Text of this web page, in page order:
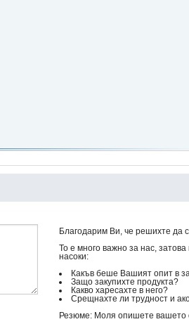
Благодарим Ви, че решихте да
То е много важно за нас,
насоки:
Какъв беше Вашият опит в
Защо закупихте продукта?
Какво харесахте в него?
Срещнахте ли трудност и
Резюме: Моля опишете вашето